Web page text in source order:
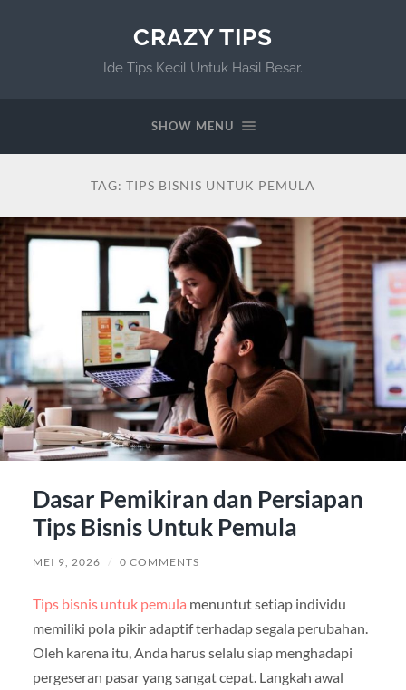
CRAZY TIPS
Ide Tips Kecil Untuk Hasil Besar.
SHOW MENU
TAG: TIPS BISNIS UNTUK PEMULA
Dasar Pemikiran dan Persiapan
Tips Bisnis Untuk Pemula
MEI 9, 2026 / 0 COMMENTS
Tips bisnis untuk pemula menuntut setiap individu
memiliki pola pikir adaptif terhadap segala perubahan.
Oleh karena itu, Anda harus selalu siap menghadapi
pergeseran pasar yang sangat cepat. Langkah awal